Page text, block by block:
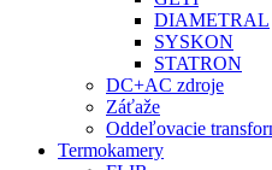
DIAMETRAL
SYSKON
STATRON
DC+AC zdroje
Záťaže
Oddeľovacie
Termokamery